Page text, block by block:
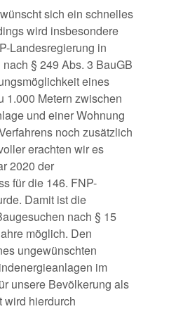
sich ein schnelles
wird insbesondere
Landesregierung in
§ 249 Abs. 3 BauGB
eines
1.000 Metern zwischen
und einer Wohnung
noch zusätzlich
erachten wir es
2020 der
für die 146. FNP-
Damit ist die
nach § 15
möglich. Den
ungewünschten
im
unsere Bevölkerung als
wird hierdurch